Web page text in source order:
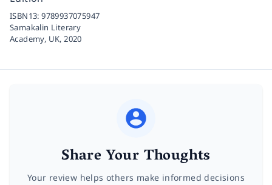
ISBN13:9789937075947
Samakalin Literary
Academy, UK,2020
Share Your Thoughts
Your review helps others make informed decisions